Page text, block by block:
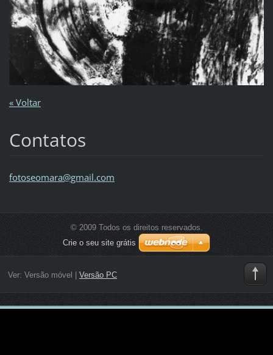
« Voltar
Contatos
fotoseomara@gmail.com
© 2009 Todos os direitos reservados.
Crie o seu site grátis
Ver: Versão móvel | Versão PC